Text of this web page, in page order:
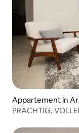
Appartement in
PRACHTIG,